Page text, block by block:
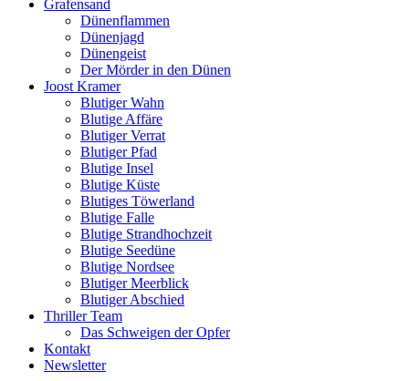
Grafensand
Dünenflammen
Dünenjagd
Dünengeist
Der Mörder in den Dünen
Joost Kramer
Blutiger Wahn
Blutige Affäre
Blutiger Verrat
Blutiger Pfad
Blutige Insel
Blutige Küste
Blutiges Töwerland
Blutige Falle
Blutige Strandhochzeit
Blutige Seedüne
Blutige Nordsee
Blutiger Meerblick
Blutiger Abschied
Thriller Team
Das Schweigen der Opfer
Kontakt
Newsletter